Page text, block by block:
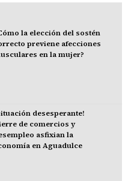
la elección del sostén
previene afecciones
en la mujer?
desesperante!
de comercios y
asfixian la
en Aguadulce